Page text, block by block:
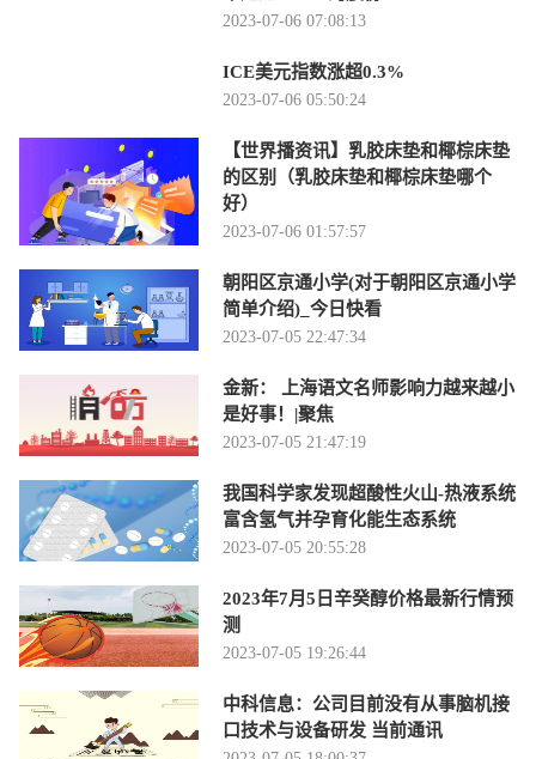
2023-07-06 07:08:13
ICE美元指数涨超0.3%
2023-07-06 05:50:24
【世界播资讯】乳胶床垫和椰棕床垫
的区别（乳胶床垫和椰棕床垫哪个
好）
2023-07-06 01:57:57
朝阳区京通小学(对于朝阳区京通小学
简单介绍)_今日快看
2023-07-05 22:47:34
金新： 上海语文名师影响力越来越小
是好事！|聚焦
2023-07-05 21:47:19
我国科学家发现超酸性火山-热液系统
富含氢气并孕育化能生态系统
2023-07-05 20:55:28
2023年7月5日辛癸醇价格最新行情预
测
2023-07-05 19:26:44
中科信息：公司目前没有从事脑机接
口技术与设备研发 当前通讯